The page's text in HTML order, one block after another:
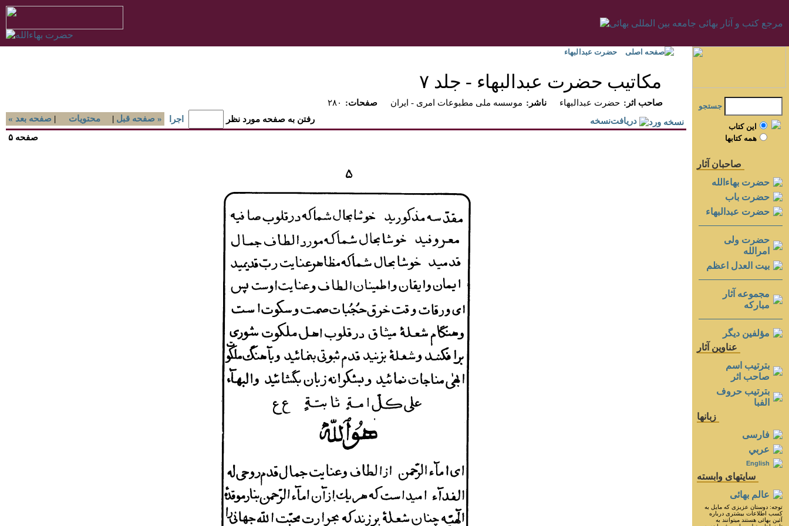
صفحه اصلی حضرت عبدالبهاء
مكاتيب حضرت عبدالبهاء - جلد ۷
۲۸۰ :صفحات موسسه ملی مطبوعات امری - ايران :ناشر حضرت عبدالبهاء
:صاحب اثر
« صفحه بعد | محتويات | صفحه قبل » رفتن به صفحه مورد نظر اجرا
جستجو
اين کتاب
همه کتابها
صاحبان آثار
حضرت بهاءالله
حضرت باب
حضرت عبدالبهاء
حضرت ولی
امرالله
بيت العدل اعظم
مجموعه آثار
مباركه
مؤلفين ديگر
عناوين آثار
بترتيب اسم
صاحب اثر
بترتيب حروف
الفبا
زبانها
فارسی
عربي
English
سايتهای وابسته
عالم بهائی
توجه: دوستان عزيزى كه مايل به
كسب اطلاعات بيشترى درباره
آئين بهائى هستند ميتوانند به